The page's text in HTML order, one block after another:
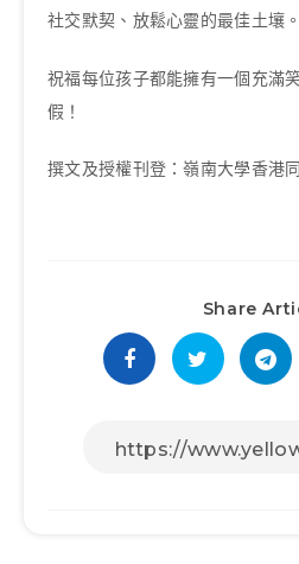
社交默契、放鬆心靈的最佳土壤。
祝福每位孩子都能擁有一個充滿
假！
撰文及授權刊登：嶺南大學香港
Share